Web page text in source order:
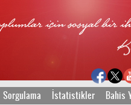
Sorgulama İstatistikler Bahis